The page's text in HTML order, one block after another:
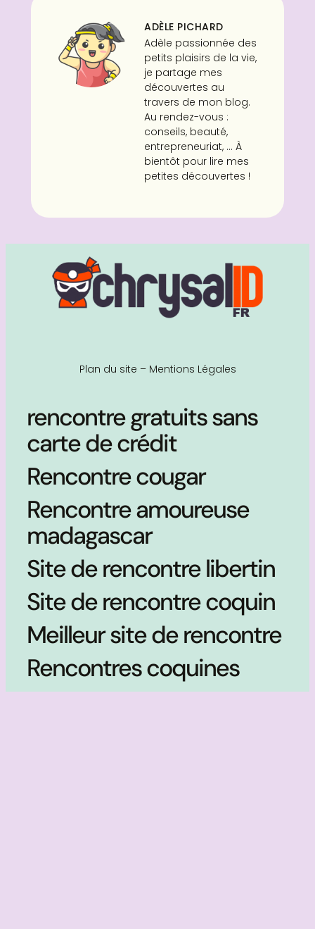
ADÈLE PICHARD
Adèle passionnée des
petits plaisirs de la vie,
je partage mes
découvertes au
travers de mon blog.
Au rendez-vous :
conseils, beauté,
entrepreneuriat, ... À
bientôt pour lire mes
petites découvertes !
Plan du site – Mentions Légales
rencontre gratuits sans
carte de crédit
Rencontre cougar
Rencontre amoureuse
madagascar
Site de rencontre libertin
Site de rencontre coquin
Meilleur site de rencontre
Rencontres coquines